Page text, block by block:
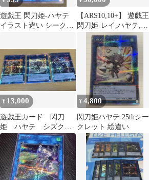
遊戯王 閃刀姫-ハヤテ
イラスト違い シークレ
【ARS10,10+】 遊戯王
閃刀姫-レイ,ハヤテ,ト
ークン,増援 25th
¥ 13,000
遊戯王カード 閃刀
姫 ハヤテ シズク
カガリ 絵違いクオシ
ク 25th 1枚ずつ
¥4,800
閃刀姫ハヤテ 25thシー
クレット 絵違い